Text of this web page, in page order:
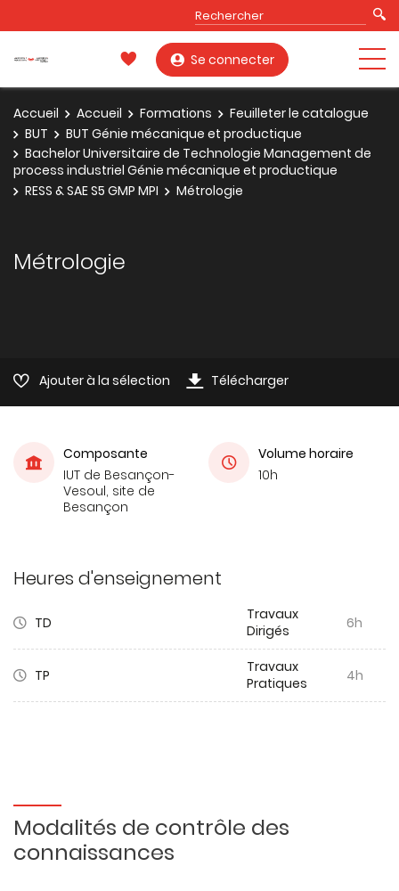
Se connecter
Accueil Accueil Formations
Feuilleter le catalogue
BUT
BUT Génie mécanique et productique
Bachelor Universitaire de Technologie Management de
process industriel Génie mécanique et productique
RESS & SAE S5 GMP MPI
Métrologie
Métrologie
Ajouter à la sélection Télécharger
Composante
IUT de Besançon-
Vesoul, site de
Besançon
Volume horaire
10h
Heures d'enseignement
TD
Travaux
Dirigés
6h
TP
Travaux
Pratiques
4h
Modalités de contrôle des
connaissances